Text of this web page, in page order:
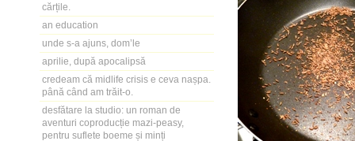
cărțile.
an education
unde s-a ajuns, dom’le
aprilie, după apocalipsă
credeam că midlife crisis e ceva nașpa.
până când am trăit-o.
desfătare la studio: un roman de
aventuri coproducție mazi-peasy,
pentru suflete boeme și minți